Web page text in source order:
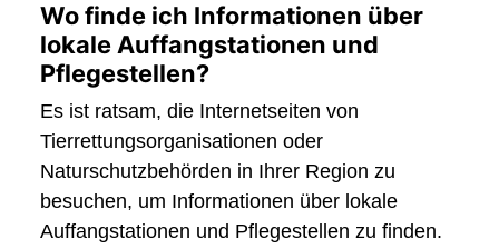
Wo finde ich Informationen über
lokale Auffangstationen und
Pflegestellen?
Es ist ratsam, die Internetseiten von
Tierrettungsorganisationen oder
Naturschutzbehörden in Ihrer Region zu
besuchen, um Informationen über lokale
Auffangstationen und Pflegestellen zu finden.